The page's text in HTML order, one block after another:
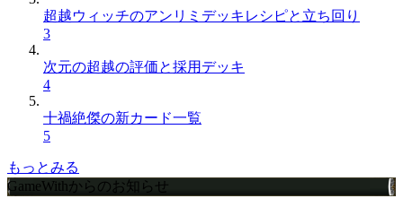
超越ウィッチのアンリミデッキレシピと立ち回り
3
次元の超越の評価と採用デッキ
4
十禍絶傑の新カード一覧
5
もっとみる
GameWithからのお知らせ